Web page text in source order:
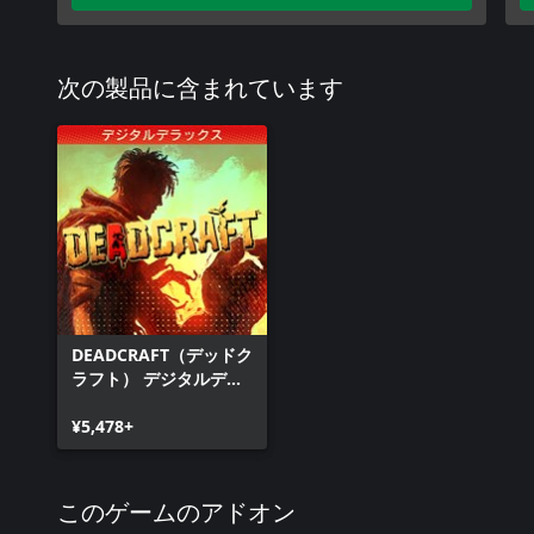
次の製品に含まれています
DEADCRAFT（デッドク
ラフト） デジタルデラ
¥5,478+
このゲームのアドオン